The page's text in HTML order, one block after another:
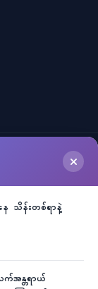
သိန်းတစ်ရာနဲ့
အန္တရာယ်